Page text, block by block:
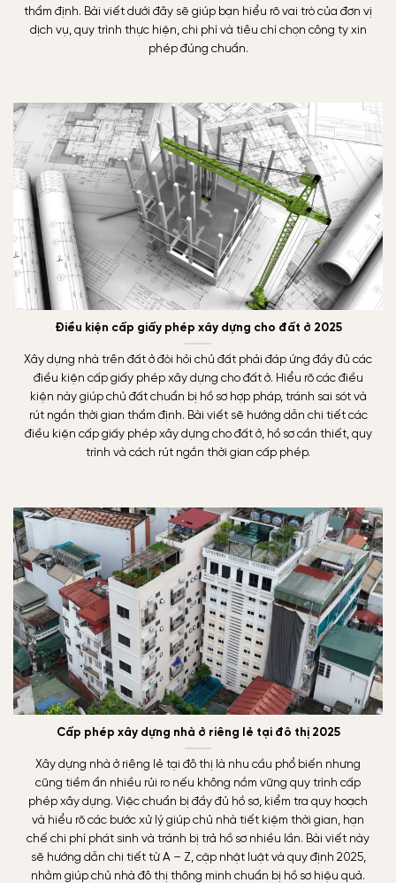
thẩm định. Bài viết dưới đây sẽ giúp bạn hiểu rõ vai trò của đơn vị
dịch vụ, quy trình thực hiện, chi phí và tiêu chí chọn công ty xin
phép đúng chuẩn.
Điều kiện cấp giấy phép xây dựng cho đất ở 2025
Xây dựng nhà trên đất ở đòi hỏi chủ đất phải đáp ứng đầy đủ các
điều kiện cấp giấy phép xây dựng cho đất ở. Hiểu rõ các điều
kiện này giúp chủ đất chuẩn bị hồ sơ hợp pháp, tránh sai sót và
rút ngắn thời gian thẩm định. Bài viết sẽ hướng dẫn chi tiết các
điều kiện cấp giấy phép xây dựng cho đất ở, hồ sơ cần thiết, quy
trình và cách rút ngắn thời gian cấp phép.
Cấp phép xây dựng nhà ở riêng lẻ tại đô thị 2025
Xây dựng nhà ở riêng lẻ tại đô thị là nhu cầu phổ biến nhưng
cũng tiềm ẩn nhiều rủi ro nếu không nắm vững quy trình cấp
phép xây dựng. Việc chuẩn bị đầy đủ hồ sơ, kiểm tra quy hoạch
và hiểu rõ các bước xử lý giúp chủ nhà tiết kiệm thời gian, hạn
chế chi phí phát sinh và tránh bị trả hồ sơ nhiều lần. Bài viết này
sẽ hướng dẫn chi tiết từ A – Z, cập nhật luật và quy định 2025,
nhằm giúp chủ nhà đô thị thông minh chuẩn bị hồ sơ hiệu quả.